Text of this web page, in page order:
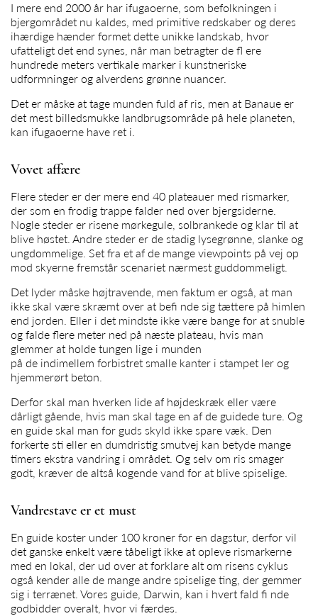
I mere end 2000 år har ifugaoerne, som befolkningen i
bjergområdet nu kaldes, med primitive redskaber og deres
ihærdige hænder formet dette unikke landskab, hvor
ufatteligt det end synes, når man betragter de fl ere
hundrede meters vertikale marker i kunstneriske
udformninger og alverdens grønne nuancer.
Det er måske at tage munden fuld af ris, men at Banaue er
det mest billedsmukke landbrugsområde på hele planeten,
kan ifugaoerne have ret i.
Vovet affære
Flere steder er der mere end 40 plateauer med rismarker,
der som en frodig trappe falder ned over bjergsiderne.
Nogle steder er risene mørkegule, solbrankede og klar til at
blive høstet. Andre steder er de stadig lysegrønne, slanke og
ungdommelige. Set fra et af de mange viewpoints på vej op
mod skyerne fremstår scenariet nærmest guddommeligt.
Det lyder måske højtravende, men faktum er også, at man
ikke skal være skræmt over at befi nde sig tættere på himlen
end jorden. Eller i det mindste ikke være bange for at snuble
og falde flere meter ned på næste plateau, hvis man
glemmer at holde tungen lige i munden
på de indimellem forbistret smalle kanter i stampet ler og
hjemmerørt beton.
Derfor skal man hverken lide af højdeskræk eller være
dårligt gående, hvis man skal tage en af de guidede ture. Og
en guide skal man for guds skyld ikke spare væk. Den
forkerte sti eller en dumdristig smutvej kan betyde mange
timers ekstra vandring i området. Og selv om ris smager
godt, kræver de altså kogende vand for at blive spiselige.
Vandrestave er et must
En guide koster under 100 kroner for en dagstur, derfor vil
det ganske enkelt være tåbeligt ikke at opleve rismarkerne
med en lokal, der ud over at forklare alt om risens cyklus
også kender alle de mange andre spiselige ting, der gemmer
sig i terrænet. Vores guide, Darwin, kan i hvert fald fi nde
godbidder overalt, hvor vi færdes.